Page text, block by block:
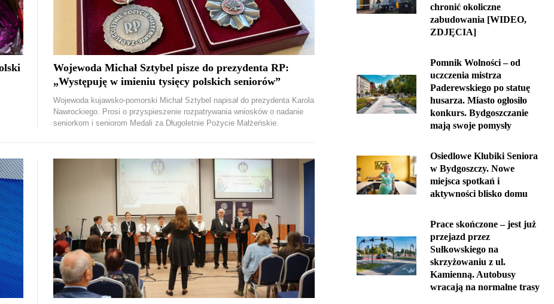
Wojewoda Michał Sztybel pisze do prezydenta RP:
„Występuję w imieniu tysięcy polskich seniorów”
Wojewoda kujawsko-pomorski Michał Sztybel napisał do prezydenta Karola
Nawrockiego. Prosi o przyspieszenie rozpatrywania wniosków o nadanie
seniorkom i seniorom Medali za Długoletnie Pożycie Małżeńskie.
chronić okoliczne
zabudowania [WIDEO,
ZDJĘCIA]
Pomnik Wolności – od
uczczenia mistrza
Paderewskiego po statuę
husarza. Miasto ogłosiło
konkurs. Bydgoszczanie
mają swoje pomysły
Osiedlowe Klubiki Seniora
w Bydgoszczy. Nowe
miejsca spotkań i
aktywności blisko domu
Prace skończone – jest już
przejazd przez
Sułkowskiego na
skrzyżowaniu z ul.
Kamienną. Autobusy
wracają na normalne trasy